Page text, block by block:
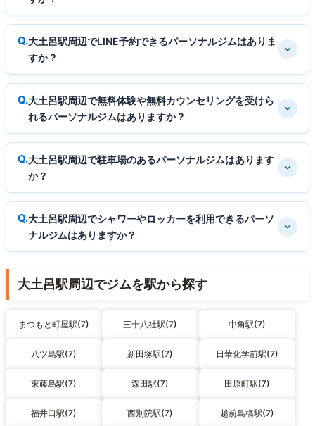
大土呂駅周辺でLINE予約できるパーソナルジムはありま
すか？
大土呂駅周辺で無料体験や無料カウンセリングを受けら
れるパーソナルジムはありますか？
大土呂駅周辺で駐車場のあるパーソナルジムはあります
か？
大土呂駅周辺でシャワーやロッカーを利用できるパーソ
ナルジムはありますか？
大土呂駅周辺でジムを駅から探す
まつもと町屋駅(7) 三十八社駅(7) 中角駅(7)
八ツ島駅(7) 新田塚駅(7) 日華化学前駅(7)
東藤島駅(7) 森田駅(7) 田原町駅(7)
福井口駅(7) 西別院駅(7) 越前島橋駅(7)